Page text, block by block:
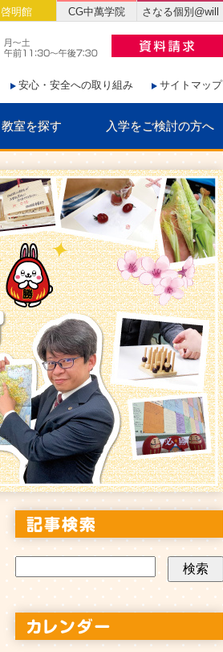
安心・安全への取り組み サイトマップ
教室を探す 入学をご検討の方へ
啓明館 CG中萬学院 さなる個別@will